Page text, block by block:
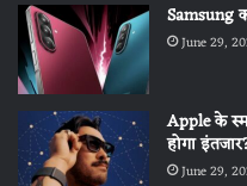
Samsung
June 29,
Apple के
होगा
June 29,